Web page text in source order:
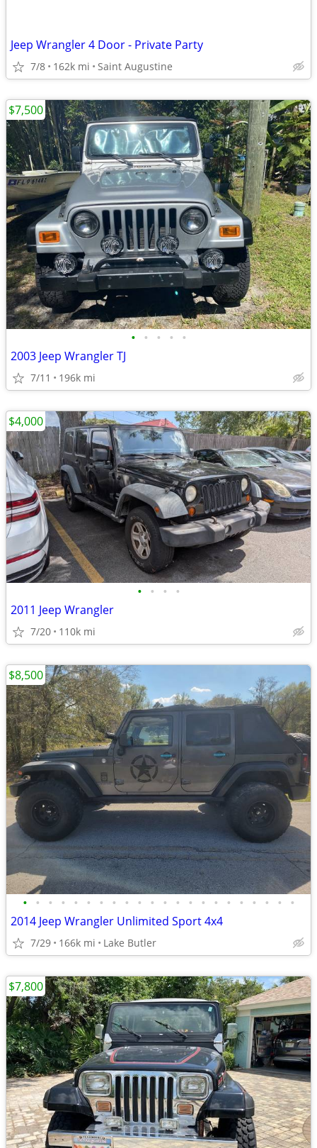
Jeep Wrangler 4 Door - Private Party
7/8 162k mi Saint Augustine
• • • • •
2003 Jeep Wrangler TJ
7/11 196k mi
$7,500
• • • •
2011 Jeep Wrangler
7/20 110k mi
$4,000
• • • • • • • • • • • • • • • • • • • • • •
2014 Jeep Wrangler Unlimited Sport 4x4
7/29 166k mi Lake Butler
$8,500
$7,800